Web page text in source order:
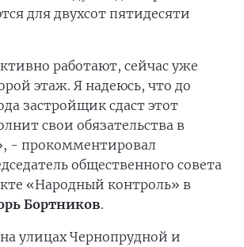
для двухсот пятидесяти
работают, сейчас уже
этаж. Я надеюсь, что до
застройщик сдаст этот
свои обязательства в
- прокомментировал
общественного совета
«Народный контроль» в
Бортников.
улицах Чернопрудной и